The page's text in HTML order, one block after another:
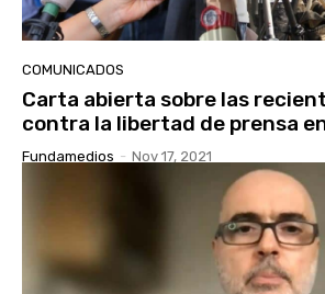
COMUNICADOS
Carta abierta sobre las
contra la libertad de prensa
Fundamedios - Nov 17, 2021